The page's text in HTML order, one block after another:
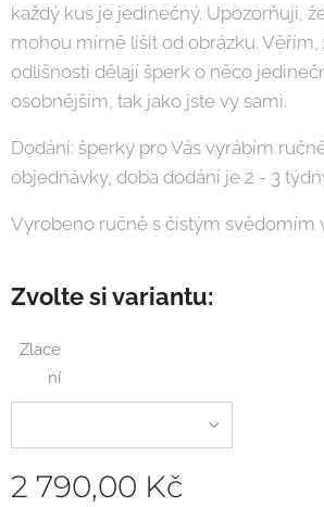
každý kus je jedinečný. Upozorňuji,
mohou mírně lišit od obrázku. Věřím,
odlišnosti dělají šperk o něco
osobnějším, tak jako jste vy sami.
Dodání: šperky pro Vás vyrábím
objednávky, doba dodání je 2 - 3
Vyrobeno ručně s čistým svědomím
Zvolte si variantu:
Zlace
ní
2 790,00 Kč